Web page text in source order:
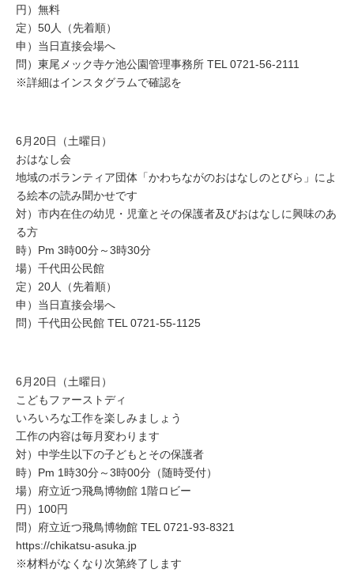
円）無料
定）50人（先着順）
申）当日直接会場へ
問）東尾メック寺ケ池公園管理事務所 TEL 0721-56-2111
※詳細はインスタグラムで確認を
6月20日（土曜日）
おはなし会
地域のボランティア団体「かわちながのおはなしのとびら」によ
る絵本の読み聞かせです
対）市内在住の幼児・児童とその保護者及びおはなしに興味のあ
る方
時）Pm 3時00分～3時30分
場）千代田公民館
定）20人（先着順）
申）当日直接会場へ
問）千代田公民館 TEL 0721-55-1125
6月20日（土曜日）
こどもファーストディ
いろいろな工作を楽しみましょう
工作の内容は毎月変わります
対）中学生以下の子どもとその保護者
時）Pm 1時30分～3時00分（随時受付）
場）府立近つ飛鳥博物館 1階ロビー
円）100円
問）府立近つ飛鳥博物館 TEL 0721-93-8321
https://chikatsu-asuka.jp
※材料がなくなり次第終了します